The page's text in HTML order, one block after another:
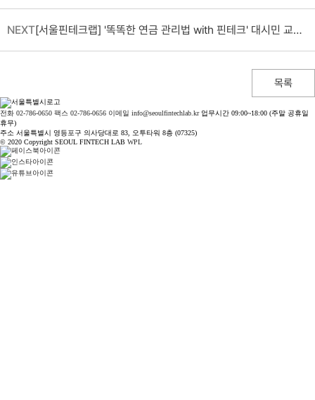
NEXT [서울핀테크랩] '똑똑한 연금 관리법 with 핀테크' 대시민 교육 모집 (7/21 비대면)
목록
전화 02-786-0650 팩스 02-786-0656 이메일 info@seoulfintechlab.kr 업무시간 09:00~18:00 (주말 공휴일
휴무)
주소 서울특별시 영등포구 의사당대로 83, 오투타워 8층 (07325)
© 2020 Copyright SEOUL FINTECH LAB WPL